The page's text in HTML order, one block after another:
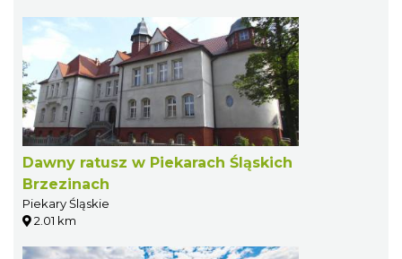
Dawny ratusz w Piekarach Śląskich
Brzezinach
Piekary Śląskie
2.01 km